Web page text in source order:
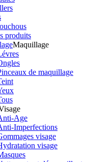
produits
Maquillage
de maquillage
Age
Imperfections
visage
visage